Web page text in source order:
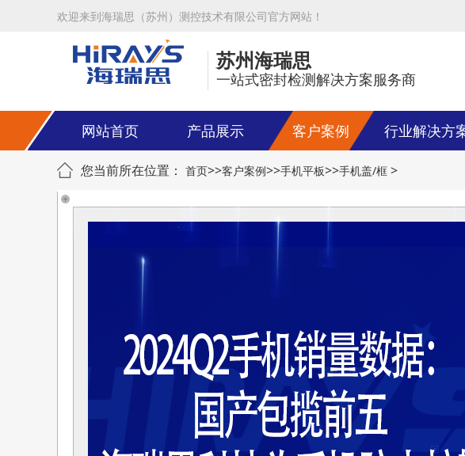
欢迎来到海瑞思（苏州）测控技术有限公司官方网站！
苏州海瑞思
一站式密封检测解决方案服务商
网站首页 产品展示 客户案例 行业解决方
您当前所在位置： 首页>>客户案例>>手机平板>>手机盖/框 >